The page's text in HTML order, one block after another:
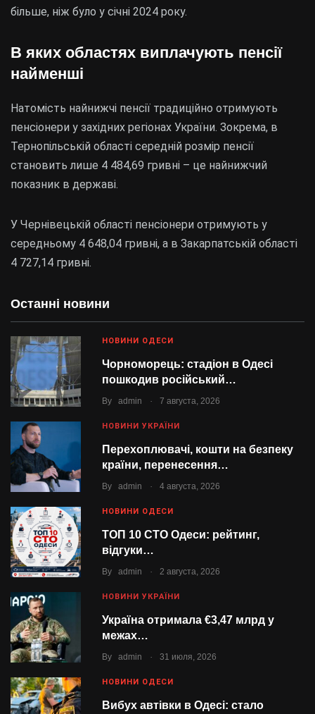
Останні новини
НОВИНИ ОДЕСИ
Чорноморець: стадіон в Одесі
пошкодив російський…
By admin . 7 августа, 2026
НОВИНИ УКРАЇНИ
Перехоплювачі, кошти на безпеку
країни, перенесення…
By admin . 4 августа, 2026
НОВИНИ ОДЕСИ
ТОП 10 СТО Одеси: рейтинг,
відгуки…
By admin . 2 августа, 2026
НОВИНИ УКРАЇНИ
Україна отримала €3,47 млрд у
межах…
By admin . 31 июля, 2026
НОВИНИ ОДЕСИ
Вибух автівки в Одесі: стало
більше, ніж було у січні 2024 року.
В яких областях виплачують пенсії
найменші
Натомість найнижчі пенсії традиційно отримують
пенсіонери у західних регіонах України. Зокрема, в
Тернопільській області середній розмір пенсії
становить лише 4 484,69 гривні – це найнижчий
показник в державі.
У Чернівецькій області пенсіонери отримують у
середньому 4 648,04 гривні, а в Закарпатській області
4 727,14 гривні.